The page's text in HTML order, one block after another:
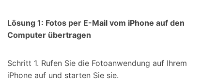
Lösung 1: Fotos per E-Mail vom iPhone auf den
Computer übertragen
Schritt 1. Rufen Sie die Fotoanwendung auf Ihrem
iPhone auf und starten Sie sie.